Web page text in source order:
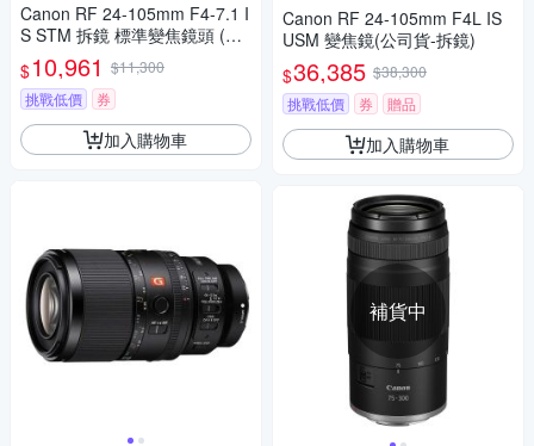
Canon RF 24-105mm F4-7.1 I
S STM 拆鏡 標準變焦鏡頭 (公
司貨)
$10,961 $11,300
挑戰低價
券
加入購物車
Canon RF 24-105mm F4L IS
USM 變焦鏡(公司貨-拆鏡)
$36,385 $38,300
挑戰低價
券 贈品
加入購物車
補貨中